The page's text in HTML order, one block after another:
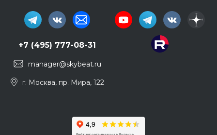
+7 (495) 777-08-31
manager@skybeat.ru
г. Москва, пр. Мира, 122